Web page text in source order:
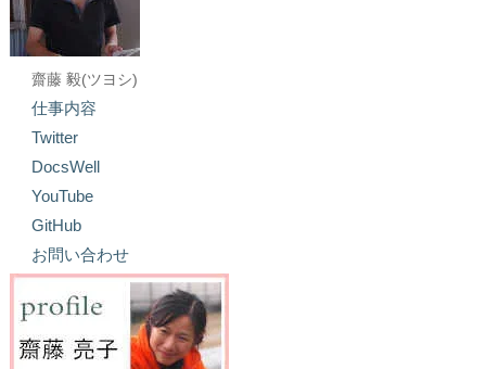
齋藤 毅(ツヨシ)
仕事内容
Twitter
DocsWell
YouTube
GitHub
お問い合わせ